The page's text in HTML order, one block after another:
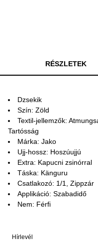
RÉSZLETEK
Dzsekik
Szín: Zöld
Textil-jellemzők:
Tartósság
Márka: Jako
Ujj-hossz: Hoszúujjú
Extra: Kapucni zsinórral
Táska: Känguru
Csatlakozó: 1/1, Zippzár
Applikáció: Szabadidő
Nem: Férfi
Hírlevél